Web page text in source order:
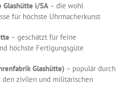
Glashütte i/SA– die wohl
für höchste Uhrmacherkunst
– geschätzt für feine
höchste Fertigungsgüte
Glashütte) – populär durch
den zivilen und militärischen